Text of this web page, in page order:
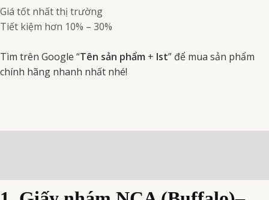
Giá tốt nhất thị trường
Tiết kiệm hơn 10% – 30%
Tìm trên Google “Tên sản phẩm + Ist” để mua sản phẩm
chính hãng nhanh nhất nhé!